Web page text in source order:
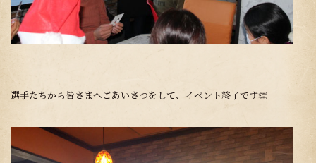
選手たちから皆さまへごあいさつをして、イベント終了です👏